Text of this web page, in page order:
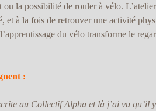
ou la possibilité de rouler à vélo.
et à la fois de retrouver une activité
du vélo transforme le
:
au Collectif Alpha et là j’ai vu qu’il